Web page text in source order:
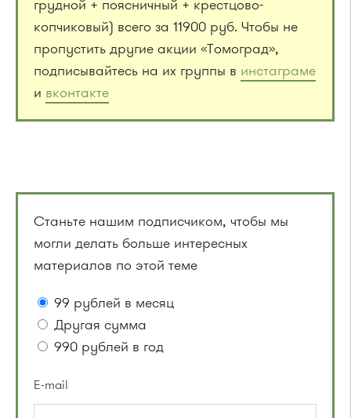
грудной + поясничный + крестцово-
копчиковый) всего за 11900 руб. Чтобы не
пропустить другие акции «Томоград»,
подписывайтесь на их группы в инстаграме
и вконтакте
Станьте нашим подписчиком, чтобы мы
могли делать больше интересных
материалов по этой теме
99 рублей в месяц
Другая сумма
990 рублей в год
E-mail